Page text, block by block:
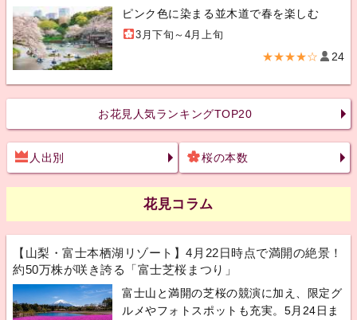
ピンク色に染まる並木道で春を楽しむ
3月下旬～4月上旬
★★★★☆ 24
お花見人気ランキングTOP20
人出別 桜の本数
花見コラム
【山梨・富士本栖湖リゾート】4月22日時点で満開の絶景！
約50万株が咲き誇る「富士芝桜まつり」
富士山と満開の芝桜の競演に加え、限定グ
ルメやフォトスポットも充実。5月24日ま